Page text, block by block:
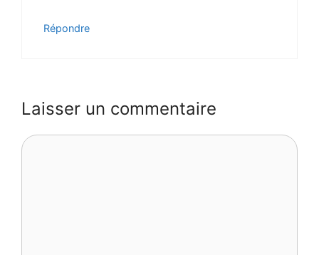
Répondre
Laisser un commentaire
Commentaire